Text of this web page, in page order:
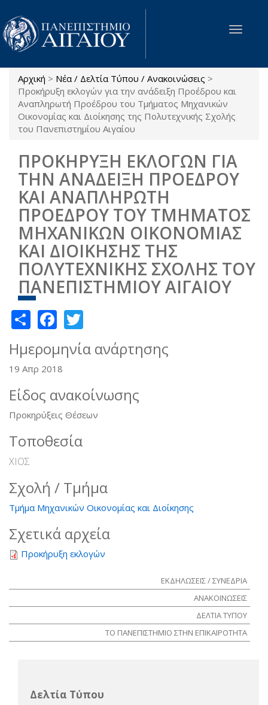
Παράκαμψη προς το κυρίως περιεχόμενο
Toggle
Είστε εδώ
Αρχική > Νέα / Δελτία Τύπου / Ανακοινώσεις >
Προκήρυξη εκλογών για την ανάδειξη Προέδρου και
Αναπληρωτή Προέδρου του Τμήματος Μηχανικών
Οικονομίας και Διοίκησης της Πολυτεχνικής Σχολής
του Πανεπιστημίου Αιγαίου
ΠΡΟΚΗΡΥΞΗ ΕΚΛΟΓΩΝ ΓΙΑ
ΤΗΝ ΑΝΑΔΕΙΞΗ ΠΡΟΕΔΡΟΥ
ΚΑΙ ΑΝΑΠΛΗΡΩΤΗ
ΠΡΟΕΔΡΟΥ ΤΟΥ ΤΜΗΜΑΤΟΣ
ΜΗΧΑΝΙΚΩΝ ΟΙΚΟΝΟΜΙΑΣ
ΚΑΙ ΔΙΟΙΚΗΣΗΣ ΤΗΣ
ΠΟΛΥΤΕΧΝΙΚΗΣ ΣΧΟΛΗΣ ΤΟΥ
ΠΑΝΕΠΙΣΤΗΜΙΟΥ ΑΙΓΑΙΟΥ
ShareFacebook
Ημερομηνία ανάρτησης
19 Απρ 2018
Είδος ανακοίνωσης
Προκηρύξεις Θέσεων
Τοποθεσία
ΧΙΟΣ
Σχολή / Τμήμα
Τμήμα Μηχανικών Οικονομίας και Διοίκησης
Σχετικά αρχεία
Προκήρυξη εκλογών
ΕΚΔΗΛΩΣΕΙΣ / ΣΥΝΕΔΡΙΑ
ΑΝΑΚΟΙΝΩΣΕΙΣ
ΔΕΛΤΙΑ ΤΥΠΟΥ
ΤΟ ΠΑΝΕΠΙΣΤΗΜΙΟ ΣΤΗΝ ΕΠΙΚΑΙΡΟΤΗΤΑ
Δελτία Τύπου